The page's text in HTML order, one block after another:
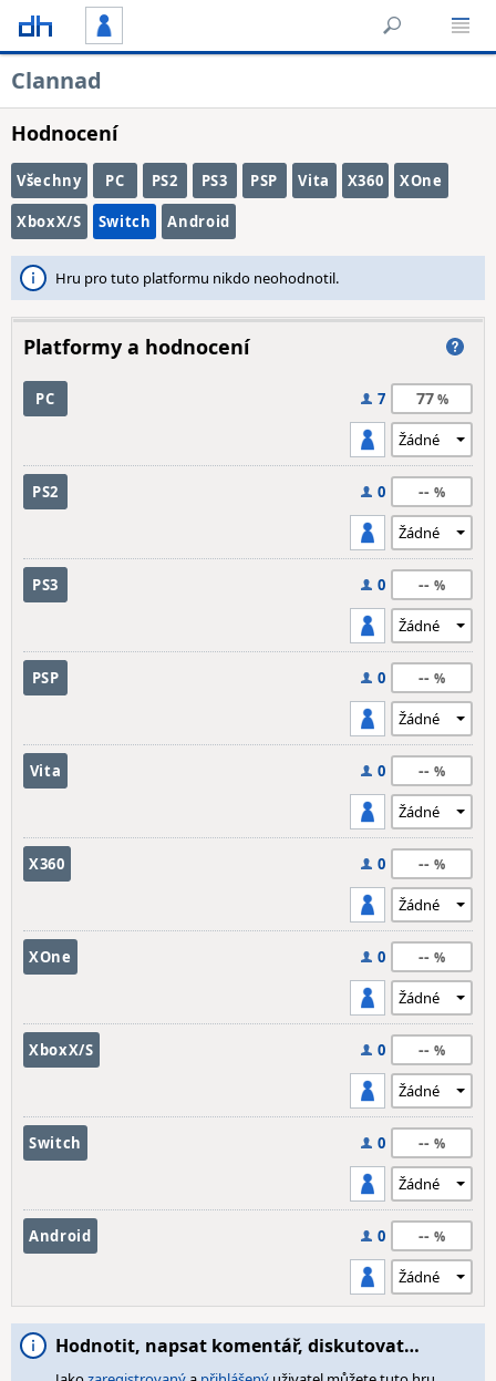
Clannad
Hodnocení
Všechny PC PS2 PS3 PSP Vita X360 XOne
XboxX/S Switch Android
Hru pro tuto platformu nikdo neohodnotil.
Platformy a hodnocení
PC 7 77
PS2 0 --
PS3 0 --
PSP 0 --
Vita 0 --
X360 0 --
XOne 0 --
XboxX/S 0 --
Switch 0 --
Android 0 --
Hodnotit, napsat komentář, diskutovat…